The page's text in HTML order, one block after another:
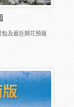
及最近開花預報